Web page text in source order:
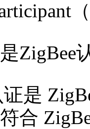
ZigBee
证是
合